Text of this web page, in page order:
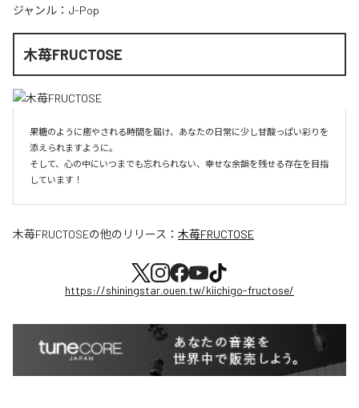
ジャンル： J-Pop
木苺FRUCTOSE
果糖のように癒やされる時間を届け、あなたの日常に少し甘酸っぱい彩りを
添えられますように。
そして、心の中にいつまでも忘れられない、幸せな余韻を残せる存在を目指
しています！
木苺FRUCTOSEの他のリリース： 木苺FRUCTOSE
https://shiningstar.ouen.tw/kiichigo-fructose/